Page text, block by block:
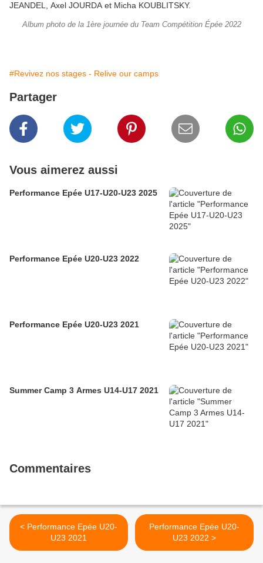
JEANDEL, Axel JOURDA et Micha KOUBLITSKY.
Album photo de la 1ère journée du Team Compétition Épée 2022
#Revivez nos stages - Relive our camps
Partager
Vous aimerez aussi
Performance Epée U17-U20-U23 2025
Performance Epée U20-U23 2022
Performance Epée U20-U23 2021
Summer Camp 3 Armes U14-U17 2021
Commentaires
< Performance Epée U20-
U23 2021
Performance Epée U20-
U23 2022 >